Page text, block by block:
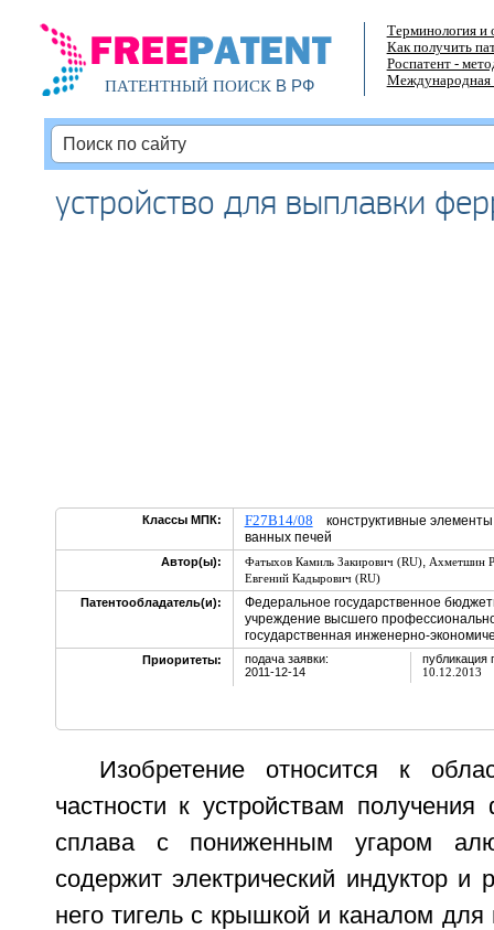
ПАТЕНТНЫЙ ПОИСКВ РФ
Терминология и
Как получить
Роспатент -
Международная
устройство для выплавки
Классы МПК: F27B14/08 конструктивные
ванных печей
Автор(ы): Фатыхов Камиль Закирович (RU), Ахметшин
Евгений Кадырович (RU)
Патентообладатель(и):
Федеральное государственное
учреждение высшего
государственная инженерно-
Приоритеты:
подача заявки:
2011-12-14
публикация
10.12.2013
Изобретение относится к
частности к устройствам
сплава с пониженным угаром
содержит электрический индуктор и
него тигель с крышкой и каналом